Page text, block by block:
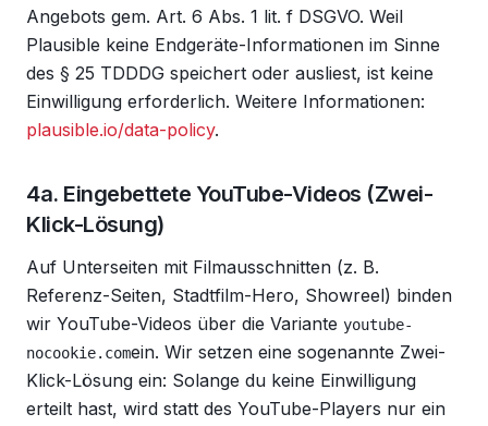
Angebots gem. Art. 6 Abs. 1 lit. f DSGVO. Weil
Plausible keine Endgeräte-Informationen im Sinne
des § 25 TDDDG speichert oder ausliest, ist keine
Einwilligung erforderlich. Weitere Informationen:
plausible.io/data-policy.
4a. Eingebettete YouTube-Videos (Zwei-
Klick-Lösung)
Auf Unterseiten mit Filmausschnitten (z. B.
Referenz-Seiten, Stadtfilm-Hero, Showreel) binden
wir YouTube-Videos über die Variante youtube-
nocookie.comein. Wir setzen eine sogenannte Zwei-
Klick-Lösung ein: Solange du keine Einwilligung
erteilt hast, wird statt des YouTube-Players nur ein